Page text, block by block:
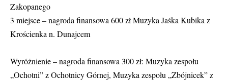
Zakopanego
3 miejsce – nagroda finansowa 600 zł Muzyka Jaśka Kubika z
Krościenka n. Dunajcem
Wyróżnienie – nagroda finansowa 300 zł: Muzyka zespołu
„Ochotni” z Ochotnicy Górnej, Muzyka zespołu „Zbójnicek” z